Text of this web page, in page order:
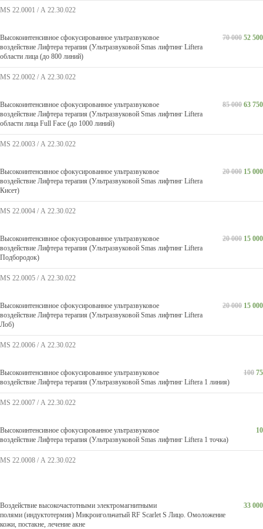
MS 22.0001 / А 22.30.022
Высокоинтенсивное сфокусированное ультразвуковое
воздействие Лифтера терапия (Ультразвуковой Smas лифтинг Liftera
области лица (до 800 линий)
70 000 52 500
MS 22.0002 / А 22.30.022
Высокоинтенсивное сфокусированное ультразвуковое
воздействие Лифтера терапия (Ультразвуковой Smas лифтинг Liftera
области лица Full Face (до 1000 линий)
85 000 63 750
MS 22.0003 / А 22.30.022
Высокоинтенсивное сфокусированное ультразвуковое
воздействие Лифтера терапия (Ультразвуковой Smas лифтинг Liftera
Кисет)
20 000 15 000
MS 22.0004 / А 22.30.022
Высокоинтенсивное сфокусированное ультразвуковое
воздействие Лифтера терапия (Ультразвуковой Smas лифтинг Liftera
Подбородок)
20 000 15 000
MS 22.0005 / А 22.30.022
Высокоинтенсивное сфокусированное ультразвуковое
воздействие Лифтера терапия (Ультразвуковой Smas лифтинг Liftera
Лоб)
20 000 15 000
MS 22.0006 / А 22.30.022
Высокоинтенсивное сфокусированное ультразвуковое
воздействие Лифтера терапия (Ультразвуковой Smas лифтинг Liftera 1 линия)
100 75
MS 22.0007 / А 22.30.022
Высокоинтенсивное сфокусированное ультразвуковое
воздействие Лифтера терапия (Ультразвуковой Smas лифтинг Liftera 1 точка)
10
MS 22.0008 / А 22.30.022
Воздействие высокочастотными электромагнитными
полями (индуктотермия) Микроигольчатый RF Scarlet S Лицо. Омоложение
кожи, постакне, лечение акне
33 000